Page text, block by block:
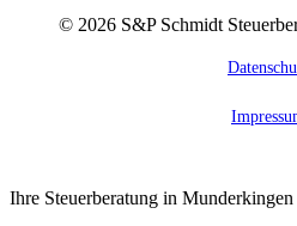
© 2026S&P Schmidt
Close
Ihre Steuerberatung in